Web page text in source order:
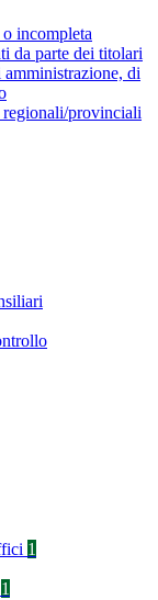
incompleta
da parte dei titolari
di
provinciali
1
1